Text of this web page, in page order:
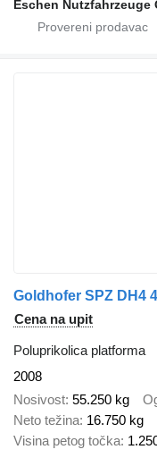
Eschen Nutzfahrzeuge
Goldhofer SPZ DH4
Cena na upit
Poluprikolica platforma
2008
Nosivost 55.250 kg
Neto težina 16.750 kg
Visina petog točka